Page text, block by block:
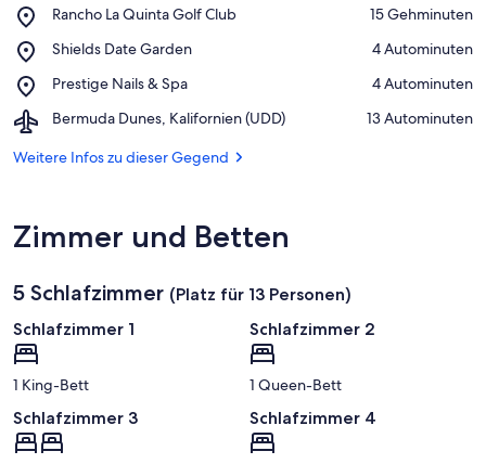
Rancho La Quinta Golf Club
Place,
La
Golf
Club
‪15 Gehminuten‬
Shields Date Garden
Place,
Date
‪4 Autominuten‬
Prestige Nails & Spa
Place,
Nails
Spa
‪4 Autominuten‬
Bermuda Dunes, Kalifornien (UDD)
Airport,
Dunes,
‪13 Autominuten‬
Weitere Infos zu dieser Gegend
Zimmer und Betten
5 Schlafzimmer (Platz für 13 Personen)
Schlafzimmer 1
1 King-Bett
Schlafzimmer 2
1 Queen-Bett
Schlafzimmer 3 Schlafzimmer 4